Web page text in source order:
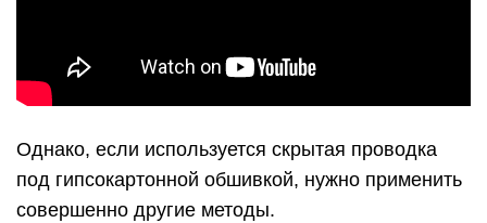
Однако, если используется скрытая проводка
под гипсокартонной обшивкой, нужно применить
совершенно другие методы.